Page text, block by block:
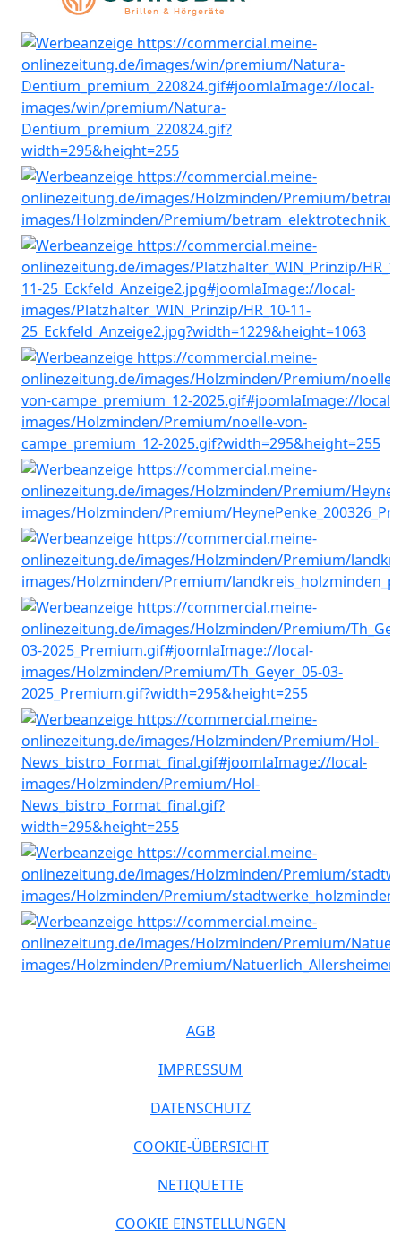
AGB
IMPRESSUM
DATENSCHUTZ
COOKIE-ÜBERSICHT
NETIQUETTE
COOKIE EINSTELLUNGEN